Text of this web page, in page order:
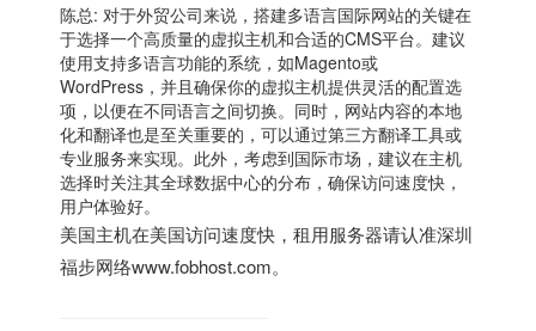
陈总: 对于外贸公司来说，搭建多语言国际网站的关键在
于选择一个高质量的虚拟主机和合适的CMS平台。建议
使用支持多语言功能的系统，如Magento或
WordPress，并且确保你的虚拟主机提供灵活的配置选
项，以便在不同语言之间切换。同时，网站内容的本地
化和翻译也是至关重要的，可以通过第三方翻译工具或
专业服务来实现。此外，考虑到国际市场，建议在主机
选择时关注其全球数据中心的分布，确保访问速度快，
用户体验好。
美国主机在美国访问速度快，租用服务器请认准深圳
福步网络www.fobhost.com。